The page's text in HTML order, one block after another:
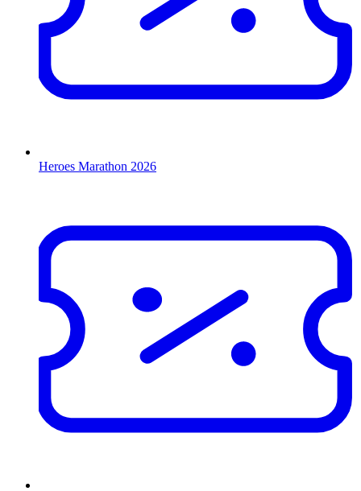
Heroes Marathon 2026